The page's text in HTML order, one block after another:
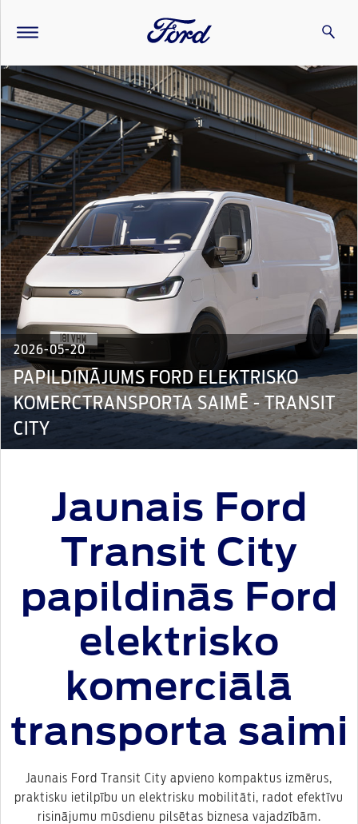
2026-05-20
PAPILDINĀJUMS FORD ELEKTRISKO
KOMERCTRANSPORTA SAIMĒ - TRANSIT
CITY
Jaunais Ford
Transit City
papildinās Ford
elektrisko
komerciālā
transporta saimi
Jaunais Ford Transit City apvieno kompaktus izmērus,
praktisku ietilpību un elektrisku mobilitāti, radot efektīvu
risinājumu mūsdienu pilsētas biznesa vajadzībām.